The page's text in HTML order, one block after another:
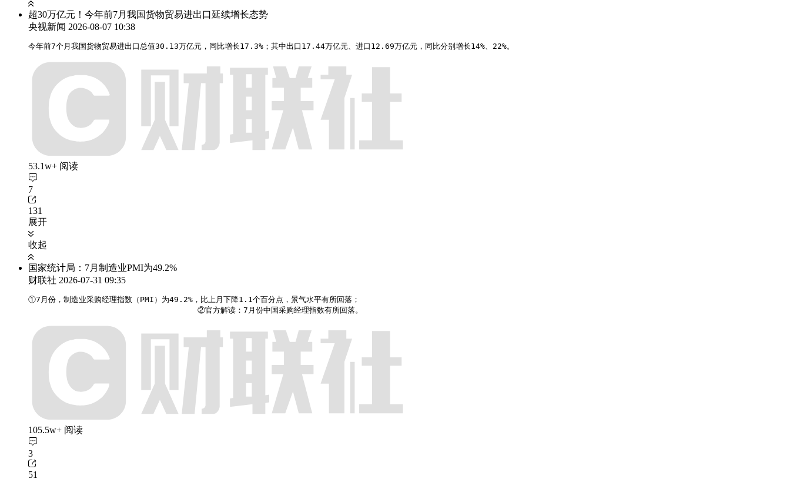
超30万亿元！今年前7月我国货物贸易进出口延续增长态势
央视新闻 2026-08-07 10:38
今年前7个月我国货物贸易进出口总值30.13万亿元，同比增长17.3%；其中出口17.44万亿元、进口12.69万亿元，同比分别增长14%、22%。
53.1w+ 阅读
7
131
展开
收起
国家统计局：7月制造业PMI为49.2%
财联社 2026-07-31 09:35
①7月份，制造业采购经理指数（PMI）为49.2%，比上月下降1.1个百分点，景气水平有所回落；
                                    ②官方解读：7月份中国采购经理指数有所回落。
105.5w+ 阅读
3
51